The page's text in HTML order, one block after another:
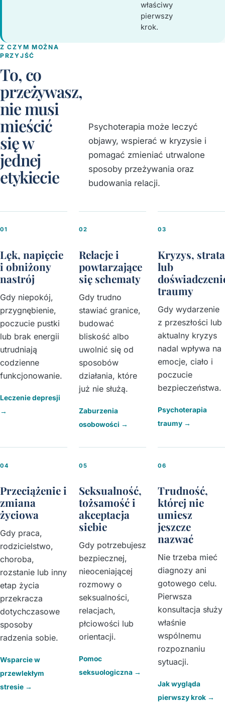
właściwy
pierwszy
krok.
Z CZYM MOŻNA
PRZYJŚĆ
To, co
przeżywasz,
nie musi
mieścić
się w
jednej
etykiecie
Psychoterapia może leczyć
objawy, wspierać w kryzysie i
pomagać zmieniać utrwalone
sposoby przeżywania oraz
budowania relacji.
01
Lęk, napięcie
i obniżony
nastrój
Gdy niepokój,
przygnębienie,
poczucie pustki
lub brak energii
utrudniają
codzienne
funkcjonowanie.
Leczenie depresji
→
02
Relacje i
powtarzające
się schematy
Gdy trudno
stawiać granice,
budować
bliskość albo
uwolnić się od
sposobów
działania, które
już nie służą.
Zaburzenia
osobowości →
03
Kryzys, strata
lub
traumy
Gdy wydarzenie
z przeszłości lub
aktualny kryzys
nadal wpływa na
emocje, ciało i
poczucie
bezpieczeństwa.
Psychoterapia
traumy →
04
Przeciążenie i
zmiana
życiowa
Gdy praca,
rodzicielstwo,
choroba,
rozstanie lub inny
etap życia
przekracza
dotychczasowe
sposoby
radzenia sobie.
Wsparcie w
przewlekłym
stresie →
05
Seksualność,
tożsamość i
akceptacja
siebie
Gdy potrzebujesz
bezpiecznej,
nieoceniającej
rozmowy o
seksualności,
relacjach,
płciowości lub
orientacji.
Pomoc
seksuologiczna →
06
Trudność,
której nie
umiesz
jeszcze
nazwać
Nie trzeba mieć
diagnozy ani
gotowego celu.
Pierwsza
konsultacja służy
właśnie
wspólnemu
rozpoznaniu
sytuacji.
Jak wygląda
pierwszy krok →